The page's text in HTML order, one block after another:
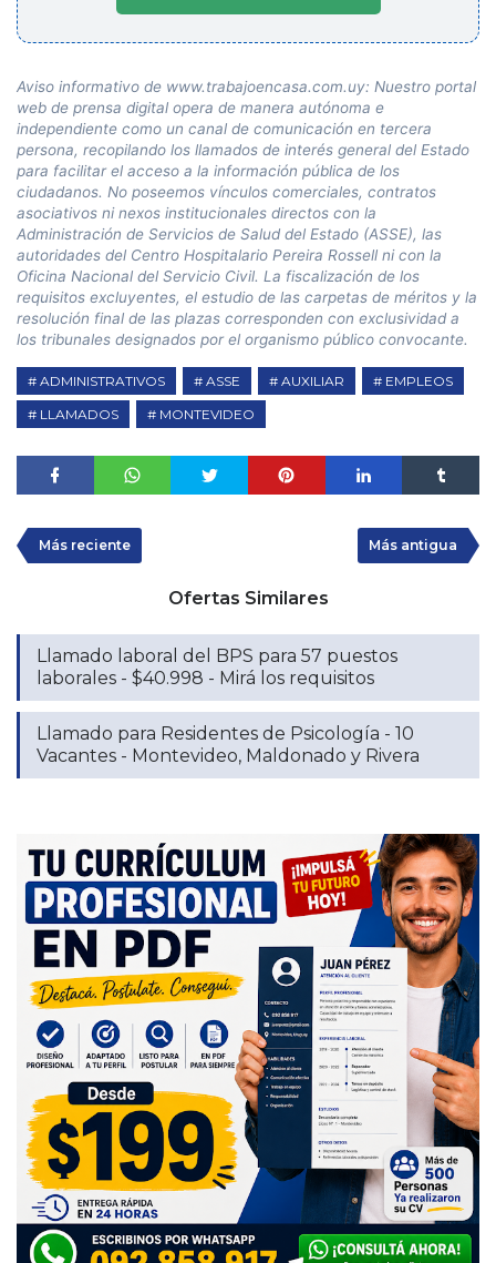
Aviso informativo de www.trabajoencasa.com.uy: Nuestro portal
web de prensa digital opera de manera autónoma e
independiente como un canal de comunicación en tercera
persona, recopilando los llamados de interés general del Estado
para facilitar el acceso a la información pública de los
ciudadanos. No poseemos vínculos comerciales, contratos
asociativos ni nexos institucionales directos con la
Administración de Servicios de Salud del Estado (ASSE), las
autoridades del Centro Hospitalario Pereira Rossell ni con la
Oficina Nacional del Servicio Civil. La fiscalización de los
requisitos excluyentes, el estudio de las carpetas de méritos y la
resolución final de las plazas corresponden con exclusividad a
los tribunales designados por el organismo público convocante.
ADMINISTRATIVOS ASSE AUXILIAR
EMPLEOS
LLAMADOS
MONTEVIDEO
Más reciente Más antigua
Ofertas Similares
Llamado laboral del BPS para 57 puestos
laborales - $40.998 - Mirá los requisitos
Llamado para Residentes de Psicología - 10
Vacantes - Montevideo, Maldonado y Rivera